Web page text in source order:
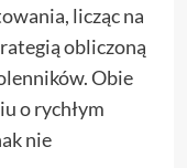
licząc na
obliczoną
Obie
o rychłym
nie